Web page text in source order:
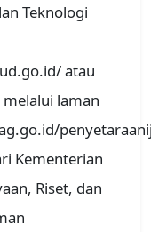
Teknologi
atau
laman
Kementerian
Riset, dan